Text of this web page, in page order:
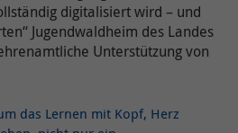
digitalisiert wird – und
Jugendwaldheim des Landes
Unterstützung von
das Lernen mit Kopf, Herz